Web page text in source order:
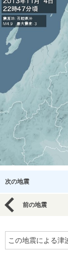
次の地震
前の地震
この地震による津